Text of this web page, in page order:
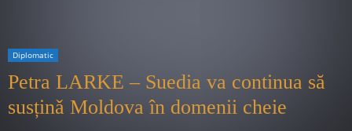
Diplomatic
Petra LARKE – Suedia va continua să
susținǎ Moldova în domenii cheie